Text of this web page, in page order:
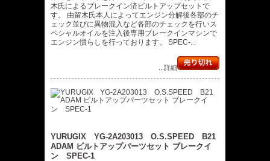
木氏によるブレークイン済ビルトアップセットで
す。 由留木氏本人によってエンジン分解後各部のチ
ェック並びに異物混入など各部のチェックを行いス
ペシャルオイルを注入後専用ブレークインマシンで
エンジン慣らしを行っております。 SPEC-...
...詳細
YURUGIX YG-2A203013 O.S.SPEED B21
ADAM ビルトアップパーツセット ブレークイ
ン SPEC-1